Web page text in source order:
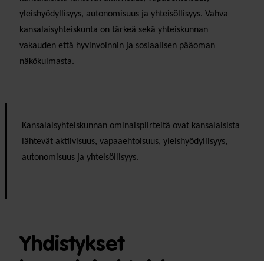
yleishyödyllisyys, autonomisuus ja yhteisöllisyys. Vahva
kansalaisyhteiskunta on tärkeä sekä yhteiskunnan
vakauden että hyvinvoinnin ja sosiaalisen pääoman
näkökulmasta.
Kansalaisyhteiskunnan ominaispiirteitä ovat kansalaisista
lähtevät aktiivisuus, vapaaehtoisuus, yleishyödyllisyys,
autonomisuus ja yhteisöllisyys.
Yhdistykset